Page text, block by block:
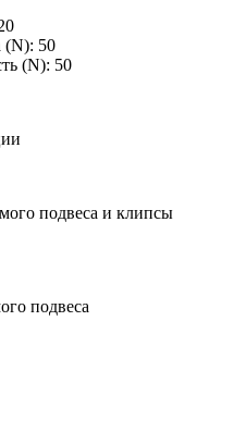
(N): 50
(N): 50
подвеса и клипсы
подвеса